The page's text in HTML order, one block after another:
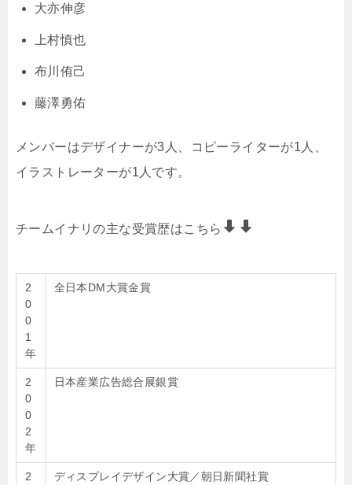
大亦伸彦
上村慎也
布川侑己
藤澤勇佑
メンバーはデザイナーが3人、コピーライターが1人、
イラストレーターが1人です。
チームイナリの主な受賞歴はこちら
2
0
0
1
年
全日本DM大賞金賞
2
0
0
2
年
日本産業広告総合展銀賞
2
ディスプレイデザイン大賞／朝日新聞社賞